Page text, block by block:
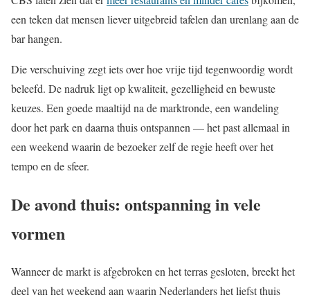
een teken dat mensen liever uitgebreid tafelen dan urenlang aan de
bar hangen.
Die verschuiving zegt iets over hoe vrije tijd tegenwoordig wordt
beleefd. De nadruk ligt op kwaliteit, gezelligheid en bewuste
keuzes. Een goede maaltijd na de marktronde, een wandeling
door het park en daarna thuis ontspannen — het past allemaal in
een weekend waarin de bezoeker zelf de regie heeft over het
tempo en de sfeer.
De avond thuis: ontspanning in vele
vormen
Wanneer de markt is afgebroken en het terras gesloten, breekt het
deel van het weekend aan waarin Nederlanders het liefst thuis